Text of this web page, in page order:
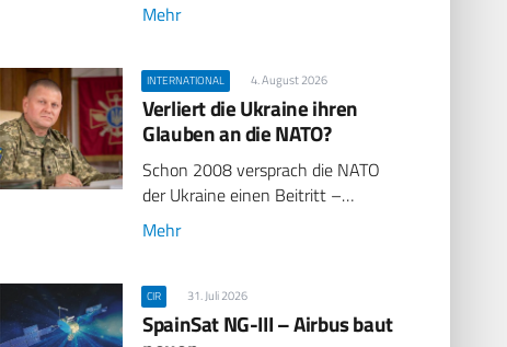
Mehr
INTERNATIONAL 4. August 2026
Verliert die Ukraine ihren
Glauben an die NATO?
Schon 2008 versprach die NATO
der Ukraine einen Beitritt –…
Mehr
CIR 31. Juli 2026
SpainSat NG-III – Airbus baut